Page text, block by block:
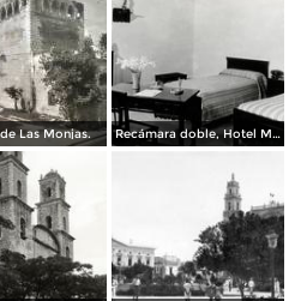
Las Monjas. Recámara doble, Hotel Montejo